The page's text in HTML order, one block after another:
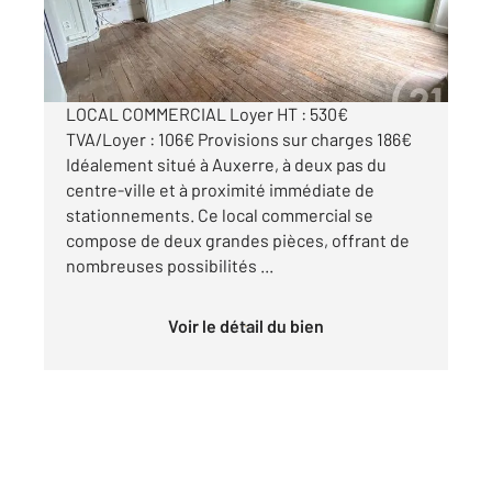
822 €
par mois charges comprises
LOCAL COMMERCIAL Loyer HT : 530€
TVA/Loyer : 106€ Provisions sur charges 186€
Idéalement situé à Auxerre, à deux pas du
centre-ville et à proximité immédiate de
stationnements. Ce local commercial se
compose de deux grandes pièces, offrant de
nombreuses possibilités ...
Voir le détail du bien